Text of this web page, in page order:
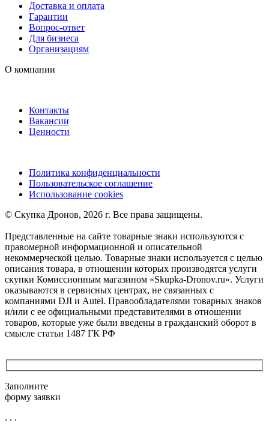
Доставка и оплата
Гарантии
Вопрос-ответ
Для бизнеса
Организациям
О компании
Контакты
Вакансии
Ценности
Политика конфиденциальности
Пользовательское соглашение
Использование cookies
©️ Скупка Дронов, 2026 г. Все права защищены.
Представленные на сайте товарные знаки используются с
правомерной информационной и описательной
некоммерческой целью. Товарные знаки используется с целью
описания товара, в отношении которых производятся услуги
скупки Комиссионным магазином «Skupka-Dronov.ru». Услуги
оказываются в сервисных центрах, не связанных с
компаниями DJI и Autel. Правообладателями товарных знаков
и/или с ее официальными представителями в отношении
товаров, которые уже были введены в гражданский оборот в
смысле статьи 1487 ГК РФ
Заполните
форму заявки
. . .